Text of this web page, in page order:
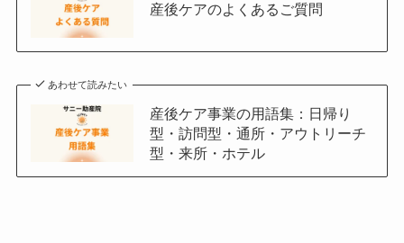
産後ケアのよくあるご質問
あわせて読みたい
産後ケア事業の用語集：日帰り
型・訪問型・通所・アウトリーチ
型・来所・ホテル